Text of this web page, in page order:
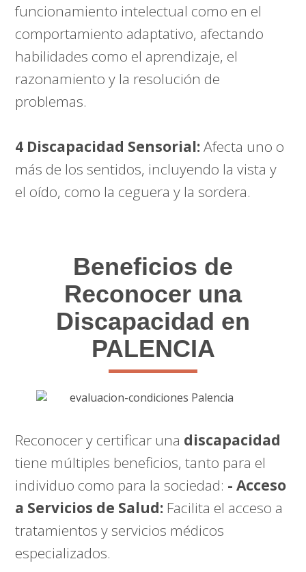
funcionamiento intelectual como en el
comportamiento adaptativo, afectando
habilidades como el aprendizaje, el
razonamiento y la resolución de
problemas.
4 Discapacidad Sensorial:Afecta uno o
más de los sentidos, incluyendo la vista y
el oído, como la ceguera y la sordera.
Beneficios de
Reconocer una
Discapacidad en
PALENCIA
Reconocer y certificar una discapacidad
tiene múltiples beneficios, tanto para el
individuo como para la sociedad: - Acceso
a Servicios de Salud: Facilita el acceso a
tratamientos y servicios médicos
especializados.